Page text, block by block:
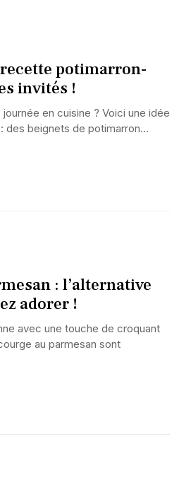
potimarron-
invités !
en cuisine ? Voici une idée
des beignets de potimarron...
: l’alternative
adorer !
avec une touche de croquant
au parmesan sont